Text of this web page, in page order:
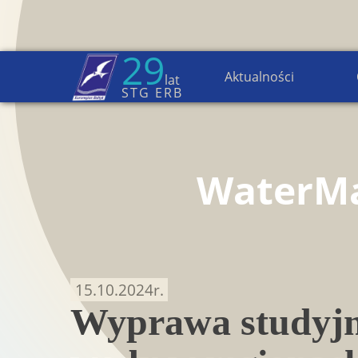
29lat
STG ERB
Aktualności
Strona główna→Aktualności
Wyprawa
15.10.2024r.